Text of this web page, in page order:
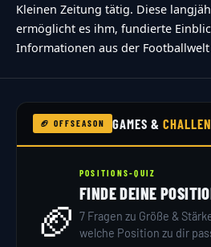
Kleinen Zeitung tätig. Diese
ermöglicht es ihm, fundierte
Informationen aus der
🏈 OFFSEASON GAMES &
🏈
POSITIONS-QUIZ
FINDE DEINE
7 Fragen zu Größe &
welche Position zu dir